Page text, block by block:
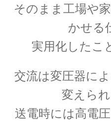
G・R・
【反射熱と放射エネル
れ法則
G・
【抵抗値の単位｜
そのまま工場や
かせる
実用化したこ
交流は変圧器に
変えられ
送電時には高電